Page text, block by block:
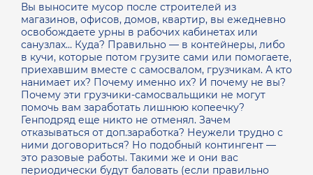
Вы выносите мусор после строителей из
магазинов, офисов, домов, квартир, вы ежедневно
освобождаете урны в рабочих кабинетах или
санузлах… Куда? Правильно — в контейнеры, либо
в кучи, которые потом грузите сами или помогаете,
приехавшим вместе с самосвалом, грузчикам. А кто
нанимает их? Почему именно их? И почему не вы?
Почему эти грузчики-самосвальщики не могут
помочь вам заработать лишнюю копеечку?
Генподряд еще никто не отменял. Зачем
отказываться от доп.заработка? Неужели трудно с
ними договориться? Но подобный контингент —
это разовые работы. Такими же и они вас
периодически будут баловать (если правильно